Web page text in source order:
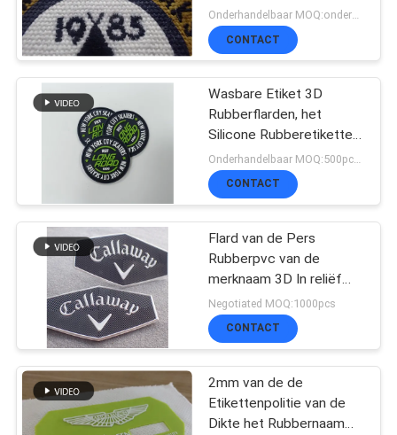
SITEMAP
PRIVACYBELEID
Achterflarden
Onderhandelbaar MOQ:onderhandeling, 500pcs/per-punt
CONTACT
Wasbare Etiket 3D
Rubberflarden, het
Silicone Rubberetiketten
van de Hitteoverdracht
CONTACT
Flard van de Pers
Rubberpvc van de
merknaam 3D In reliëf
gemaakte Hitte voor
Kleding
Negotiated MOQ:1000pcs
CONTACT
2mm van de de
Etikettenpolitie van de
Dikte het Rubbernaam